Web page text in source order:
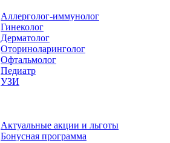
Аллерголог-иммунолог
Гинеколог
Дерматолог
Оториноларинголог
Офтальмолог
Педиатр
УЗИ
Актуальные акции и льготы
Бонусная программа